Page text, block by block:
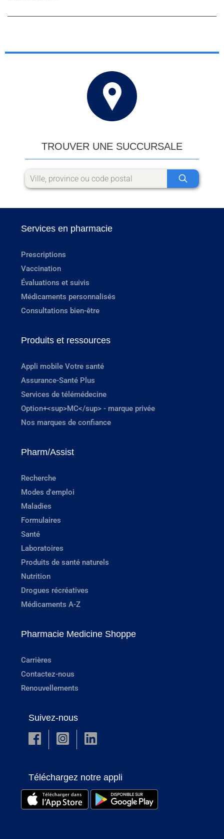
TROUVER UNE SUCCURSALE
Services en pharmacie
Prescriptions
Vaccination
Évaluations et suivis
Médicaments personnalisés
Consultations bien-être
Produits et ressources
Appli mobile Votre santé
Assurance-Santé Plus
Services de télémédecine
Option+<sup>MC</sup> - marque privée
Nos marques de confiance
Pharm/Assist
Recherche
Modes d'emploi
Maladies
Formulaires
Santé
Laboratoires
Produits de santé naturels
Nutrition
Drogues récréatives
Médicaments A-Z
Pharmacie Medicine Shoppe
Carrières
Contactez-nous
Renouvellements
Suivez-nous
Téléchargez notre appli